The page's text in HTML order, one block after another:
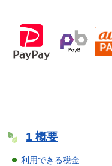
1 概要
利用できる税金